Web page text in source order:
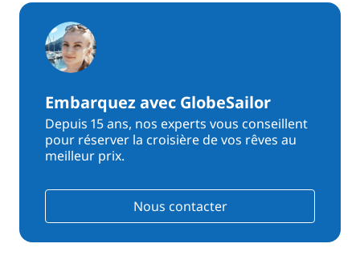
Embarquez avec GlobeSailor
Depuis 15 ans, nos experts vous conseillent
pour réserver la croisière de vos rêves au
meilleur prix.
Nous contacter